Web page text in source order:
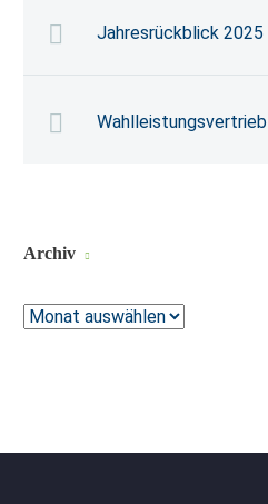
Jahresrückblick 2025
Wahlleistungsvertrieb
Archiv
Archiv